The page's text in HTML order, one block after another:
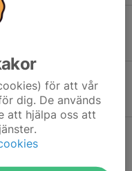
för att vår
dig. De används
att hjälpa oss att